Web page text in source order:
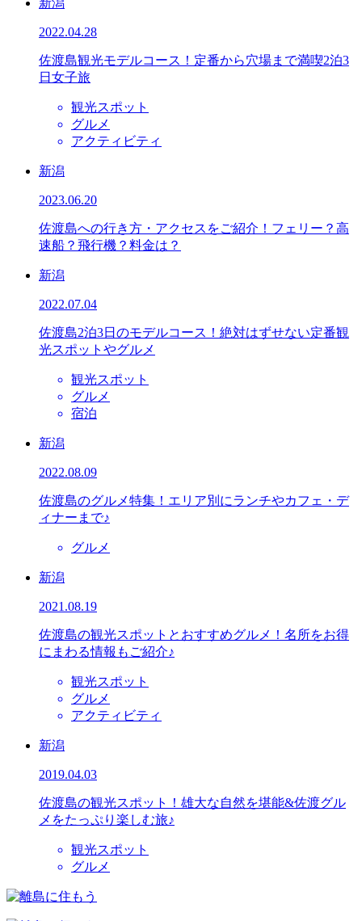
2022.04.28
佐渡島観光モデルコース！定番から穴場まで満喫2泊3
日女子旅
観光スポット
グルメ
アクティビティ
新潟
2023.06.20
佐渡島への行き方・アクセスをご紹介！フェリー？高
速船？飛行機？料金は？
新潟
2022.07.04
佐渡島2泊3日のモデルコース！絶対はずせない定番観
光スポットやグルメ
観光スポット
グルメ
宿泊
新潟
2022.08.09
佐渡島のグルメ特集！エリア別にランチやカフェ・デ
ィナーまで♪
グルメ
新潟
2021.08.19
佐渡島の観光スポットとおすすめグルメ！名所をお得
にまわる情報もご紹介♪
観光スポット
グルメ
アクティビティ
新潟
2019.04.03
佐渡島の観光スポット！雄大な自然を堪能&佐渡グル
メをたっぷり楽しむ旅♪
観光スポット
グルメ